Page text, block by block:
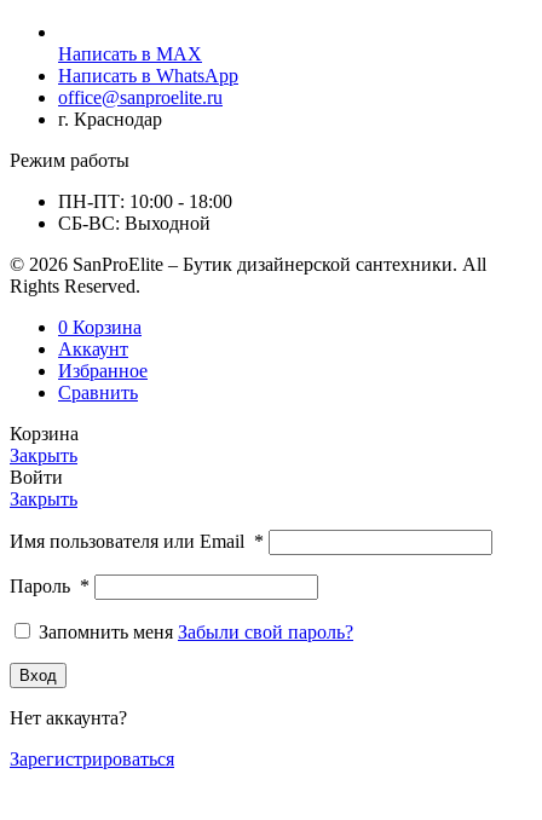
Написать в MAX
Написать в WhatsApp
office@sanproelite.ru
г. Краснодар
Режим работы
ПН-ПТ: 10:00 - 18:00
СБ-ВС: Выходной
© 2026 SanProElite – Бутик дизайнерской сантехники. All
Rights Reserved.
0 Корзина
Аккаунт
Избранное
Сравнить
Корзина
Закрыть
Войти
Закрыть
Имя пользователя или Email *
Пароль *
Запомнить меня Забыли свой пароль?
Вход
Нет аккаунта?
Зарегистрироваться